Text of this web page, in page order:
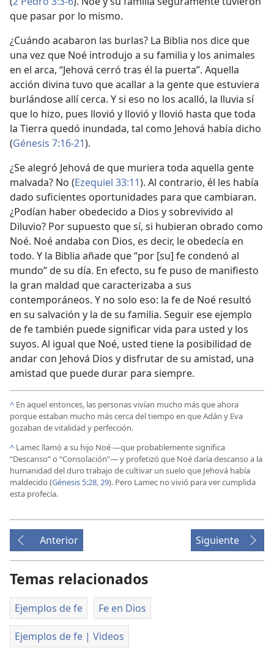
que pasar por lo mismo.
¿Cuándo acabaron las burlas? La Biblia nos dice que
una vez que Noé introdujo a su familia y los animales
en el arca, “Jehová cerró tras él la puerta”. Aquella
acción divina tuvo que acallar a la gente que estuviera
burlándose allí cerca. Y si eso no los acalló, la lluvia sí
que lo hizo, pues llovió y llovió y llovió hasta que toda
la Tierra quedó inundada, tal como Jehová había dicho
(Génesis 7:16-21).
¿Se alegró Jehová de que muriera toda aquella gente
malvada? No (Ezequiel 33:11). Al contrario, él les había
dado suficientes oportunidades para que cambiaran.
¿Podían haber obedecido a Dios y sobrevivido al
Diluvio? Por supuesto que sí, si hubieran obrado como
Noé. Noé andaba con Dios, es decir, le obedecía en
todo. Y la Biblia añade que “por [su] fe condenó al
mundo” de su día. En efecto, su fe puso de manifiesto
la gran maldad que caracterizaba a sus
contemporáneos. Y no solo eso: la fe de Noé resultó
en su salvación y la de su familia. Seguir ese ejemplo
de fe también puede significar vida para usted y los
suyos. Al igual que Noé, usted tiene la posibilidad de
andar con Jehová Dios y disfrutar de su amistad, una
amistad que puede durar para siempre.
^ En aquel entonces, las personas vivían mucho más que ahora
porque estaban mucho más cerca del tiempo en que Adán y Eva
gozaban de vitalidad y perfección.
^ Lamec llamó a su hijo Noé —que probablemente significa
“Descanso” o “Consolación”⁠— y profetizó que Noé daría descanso a la
humanidad del duro trabajo de cultivar un suelo que Jehová había
maldecido (Génesis 5:28, 29). Pero Lamec no vivió para ver cumplida
esta profecía.
Anterior Siguiente
Temas relacionados
Ejemplos de fe Fe en Dios
Ejemplos de fe | Videos